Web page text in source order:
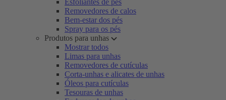
Esfoliantes de pés
Removedores de calos
Bem-estar dos pés
Spray para os pés
Produtos para unhas
Mostrar todos
Limas para unhas
Removedores de cutículas
Corta-unhas e alicates de unhas
Óleos para cutículas
Tesouras de unhas